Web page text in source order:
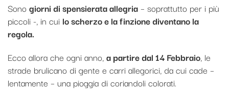
Sono giorni di spensierata allegria– soprattutto per i più
piccoli -, in cui lo scherzo e la finzione diventano la
regola.
Ecco allora che ogni anno,a partire dal 14 Febbraio, le
strade brulicano di gente e carri allegorici, da cui cade –
lentamente – una pioggia di coriandoli colorati.